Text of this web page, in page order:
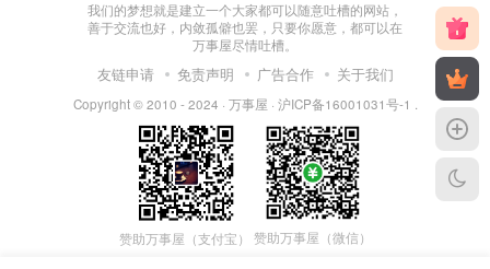
我们的梦想就是建立一个大家都可以随意吐槽的网站，
善于交流也好，内敛孤僻也罢，只要你愿意，都可以在
万事屋尽情吐槽。
友链申请 免责声明 广告合作 关于我们
Copyright © 2010 - 2024 · 万事屋 · 沪ICP备16001031号-1
赞助万事屋（支付宝） 赞助万事屋（微信）